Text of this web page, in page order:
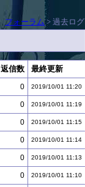
フォーラム > 過去ログ
返信数
最終更新
0 2019/10/01 11:20
0 2019/10/01 11:19
0 2019/10/01 11:15
0 2019/10/01 11:14
0 2019/10/01 11:13
0 2019/10/01 11:10